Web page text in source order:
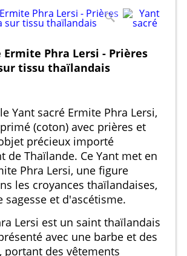
Ermite Phra Lersi - Prières
tissu thaïlandais
Yant sacré Ermite Phra Lersi,
(coton) avec prières et
précieux importé
de Thaïlande. Ce Yant met en
Phra Lersi, une figure
les croyances thaïlandaises,
sagesse et d'ascétisme.
Lersi est un saint thaïlandais
avec une barbe et des
portant des vêtements